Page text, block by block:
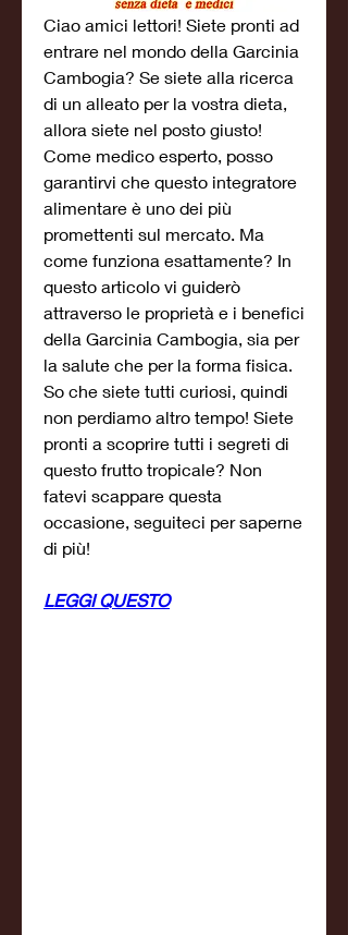
Ciao amici lettori! Siete pronti ad
entrare nel mondo della Garcinia
Cambogia? Se siete alla ricerca
di un alleato per la vostra dieta,
allora siete nel posto giusto!
Come medico esperto, posso
garantirvi che questo integratore
alimentare è uno dei più
promettenti sul mercato. Ma
come funziona esattamente? In
questo articolo vi guiderò
attraverso le proprietà e i benefici
della Garcinia Cambogia, sia per
la salute che per la forma fisica.
So che siete tutti curiosi, quindi
non perdiamo altro tempo! Siete
pronti a scoprire tutti i segreti di
questo frutto tropicale? Non
fatevi scappare questa
occasione, seguiteci per saperne
di più!
LEGGI QUESTO